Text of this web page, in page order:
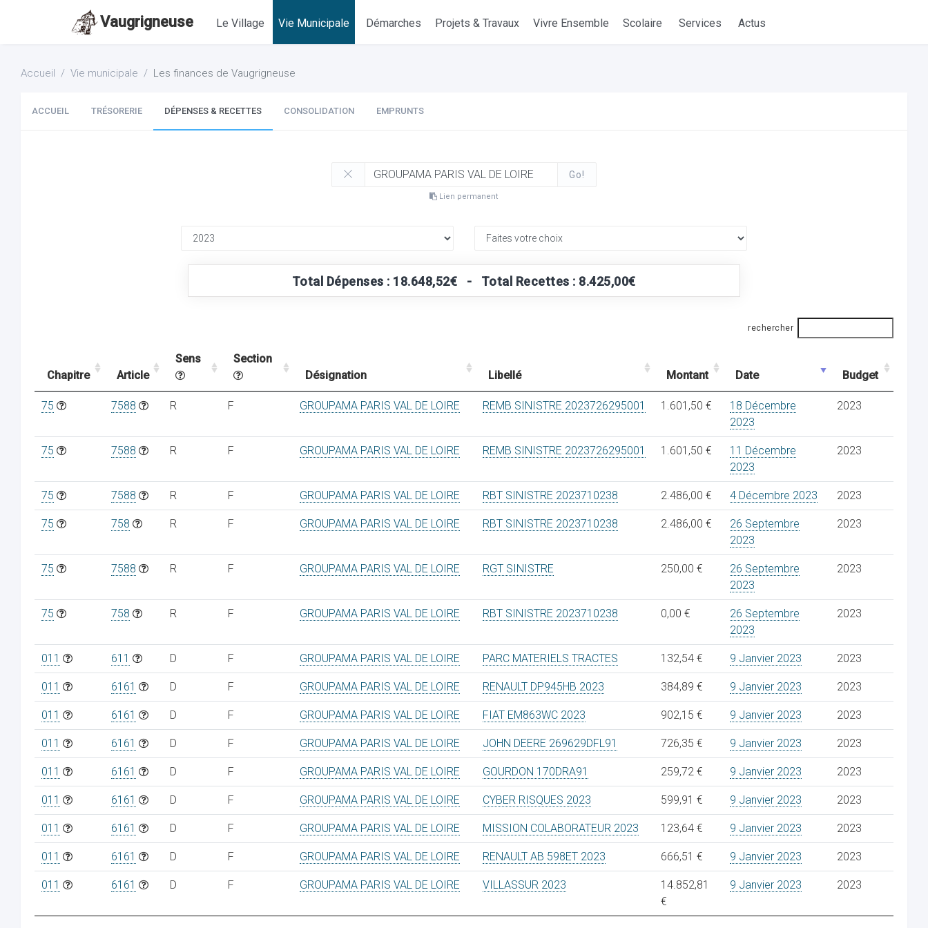
Vaugrigneuse Le Village Vie Municipale Démarches Projets & Travaux Vivre Ensemble Scolaire Services Actus
Accueil Vie municipale Les finances de Vaugrigneuse
ACCUEIL TRÉSORERIE DÉPENSES & RECETTES CONSOLIDATION EMPRUNTS
Go!
Lien permanent
Total Dépenses : 18.648,52€ - Total Recettes : 8.425,00€
rechercher
Chapitre Article
Sens
Section
Désignation
Libellé Montant Date Budget
75 7588 R F GROUPAMA PARIS VAL DE LOIRE REMB SINISTRE 2023726295001 1.601,50 €
18 Décembre
2023
2023
75 7588 R F GROUPAMA PARIS VAL DE LOIRE REMB SINISTRE 2023726295001 1.601,50 €
11 Décembre
2023
2023
75 7588 R F GROUPAMA PARIS VAL DE LOIRE RBT SINISTRE 2023710238 2.486,00 € 4 Décembre 2023 2023
75 758 R F GROUPAMA PARIS VAL DE LOIRE RBT SINISTRE 2023710238 2.486,00 €
26 Septembre
2023
2023
75 7588 R F GROUPAMA PARIS VAL DE LOIRE RGT SINISTRE 250,00 €
26 Septembre
2023
2023
75 758 R F GROUPAMA PARIS VAL DE LOIRE RBT SINISTRE 2023710238 0,00 €
26 Septembre
2023
2023
011 611 D F GROUPAMA PARIS VAL DE LOIRE PARC MATERIELS TRACTES 132,54 € 9 Janvier 2023 2023
011 6161 D F GROUPAMA PARIS VAL DE LOIRE RENAULT DP945HB 2023 384,89 € 9 Janvier 2023 2023
011 6161 D F GROUPAMA PARIS VAL DE LOIRE FIAT EM863WC 2023 902,15 € 9 Janvier 2023 2023
011 6161 D F GROUPAMA PARIS VAL DE LOIRE JOHN DEERE 269629DFL91 726,35 € 9 Janvier 2023 2023
011 6161 D F GROUPAMA PARIS VAL DE LOIRE GOURDON 170DRA91 259,72 € 9 Janvier 2023 2023
011 6161 D F GROUPAMA PARIS VAL DE LOIRE CYBER RISQUES 2023 599,91 € 9 Janvier 2023 2023
011 6161 D F GROUPAMA PARIS VAL DE LOIRE MISSION COLABORATEUR 2023 123,64 € 9 Janvier 2023 2023
011 6161 D F GROUPAMA PARIS VAL DE LOIRE RENAULT AB 598ET 2023 666,51 € 9 Janvier 2023 2023
011 6161 D F GROUPAMA PARIS VAL DE LOIRE VILLASSUR 2023
14.852,81
€
9 Janvier 2023 2023